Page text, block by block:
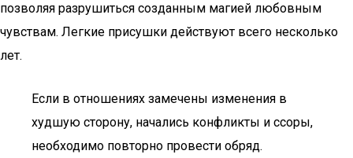
позволяя разрушиться созданным магией любовным
чувствам. Легкие присушки действуют всего несколько
лет.
Если в отношениях замечены изменения в
худшую сторону, начались конфликты и ссоры,
необходимо повторно провести обряд.